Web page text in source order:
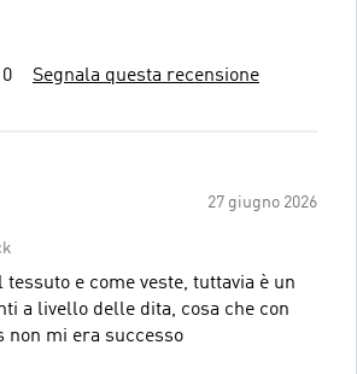
0 Segnala questa recensione
27 giugno 2026
e come veste, tuttavia è un
a livello delle dita, cosa che con
non mi era successo